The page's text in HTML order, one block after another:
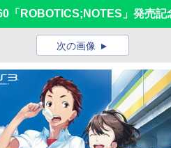
「ROBOTICS;NOTES」発売記
次の画像